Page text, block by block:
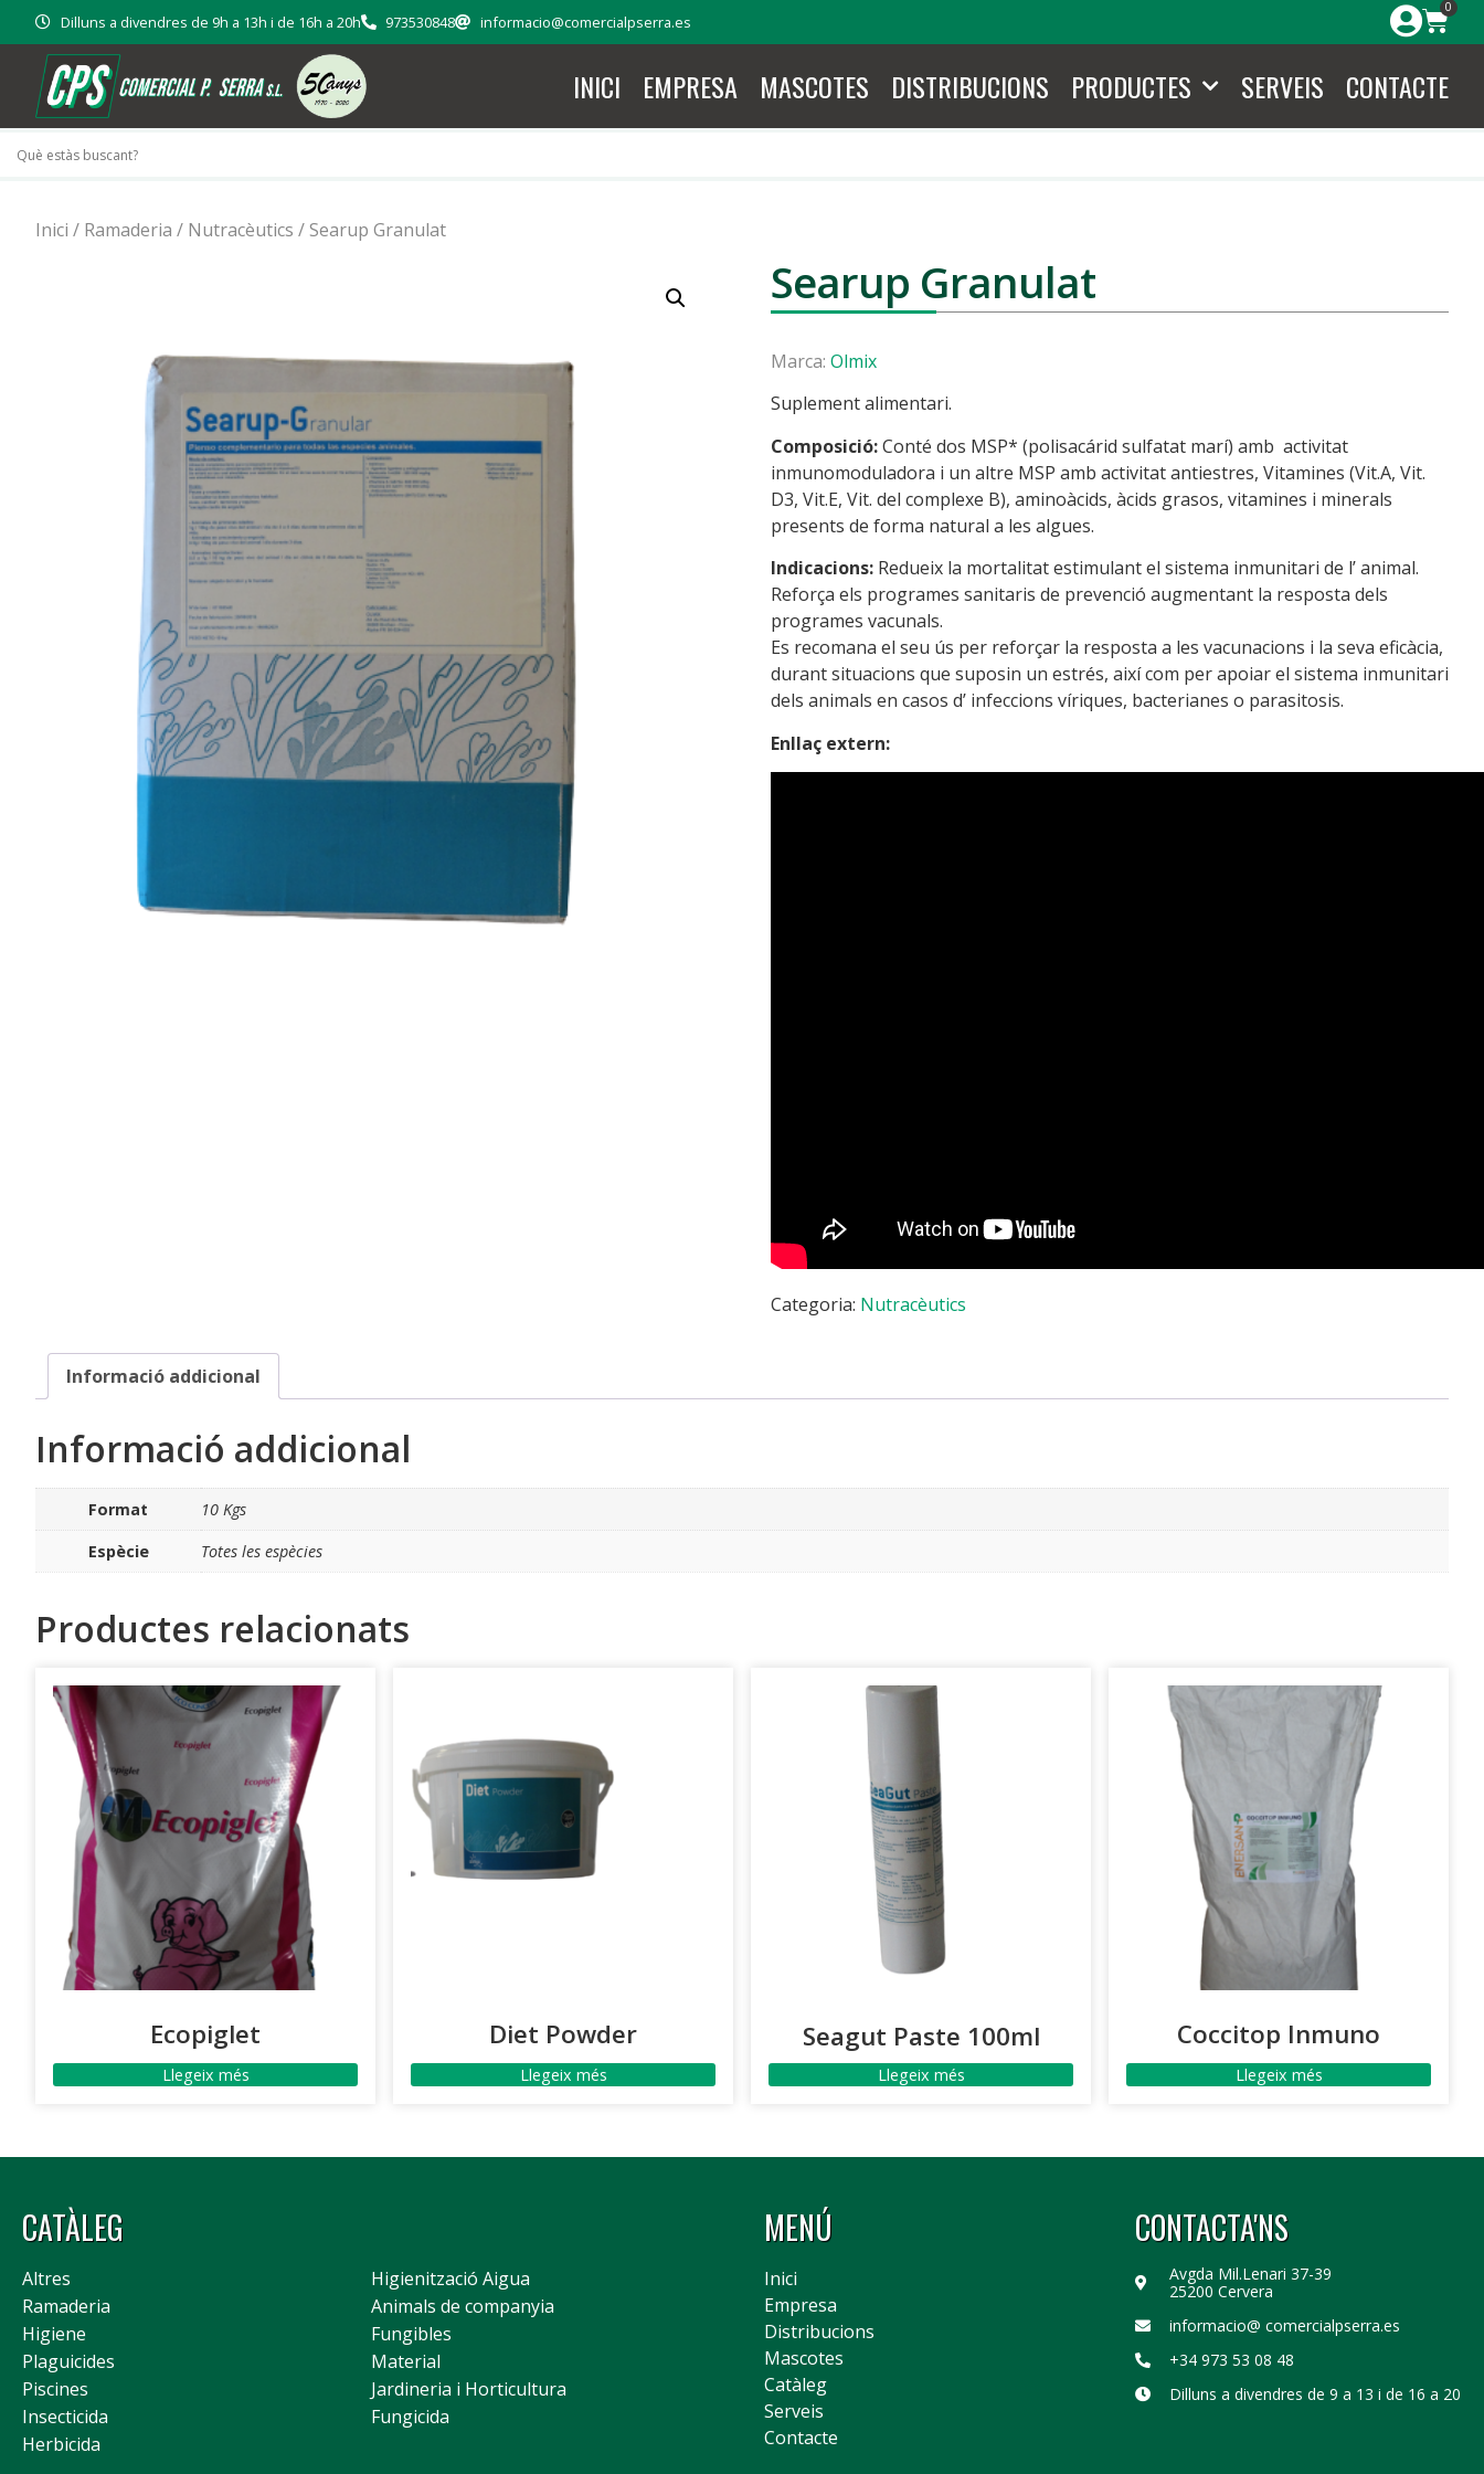
Dilluns a divendres de 9h a 13h i de 16h a 20h 973530848 informacio@comercialpserra.es
0
INICI EMPRESA MASCOTES DISTRIBUCIONS PRODUCTES SERVEIS CONTACTE
Inici / Ramaderia / Nutracèutics / Searup Granulat
Searup Granulat
Marca: Olmix
Suplement alimentari.
Composició:Conté dos MSP* (polisacárid sulfatat marí) amb activitat
inmunomoduladora i un altre MSP amb activitat antiestres, Vitamines (Vit.A, Vit.
D3, Vit.E, Vit. del complexe B), aminoàcids, àcids grasos, vitamines i minerals
presents de forma natural a les algues.
Indicacions: Redueix la mortalitat estimulant el sistema inmunitari de l’ animal.
Reforça els programes sanitaris de prevenció augmentant la resposta dels
programes vacunals.
Es recomana el seu ús per reforçar la resposta a les vacunacions i la seva eficàcia,
durant situacions que suposin un estrés, així com per apoiar el sistema inmunitari
dels animals en casos d’ infeccions víriques, bacterianes o parasitosis.
Enllaç extern:
Categoria: Nutracèutics
Informació addicional
Informació addicional
Format
10 Kgs
Espècie
Totes les espècies
Productes relacionats
Ecopiglet
Llegeix més
Diet Powder
Llegeix més
Seagut Paste 100ml
Llegeix més
Coccitop Inmuno
Llegeix més
CATÀLEG
Altres
Higienització Aigua
Ramaderia
Animals de companyia
Higiene
Fungibles
Plaguicides
Material
Piscines
Jardineria i Horticultura
Insecticida
Fungicida
Herbicida
MENÚ
Inici
Empresa
Distribucions
Mascotes
Catàleg
Serveis
Contacte
CONTACTA'NS
Avgda Mil.Lenari 37-39
25200 Cervera
informacio@ comercialpserra.es
+34 973 53 08 48
Dilluns a divendres de 9 a 13 i de 16 a 20